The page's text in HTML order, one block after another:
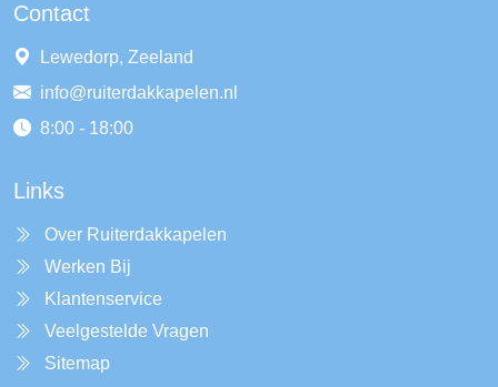
Contact
Lewedorp, Zeeland
info@ruiterdakkapelen.nl
8:00 - 18:00
Links
Over Ruiterdakkapelen
Werken Bij
Klantenservice
Veelgestelde Vragen
Sitemap